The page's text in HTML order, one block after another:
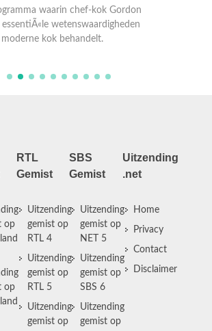
waarin chef-kok Gordon
essentiÃ«le wetenswaardigheden
kok behandelt.
op
op
RTL
Gemist
Uitzending
gemist op
RTL 4
Uitzending
gemist op
RTL 5
Uitzending
gemist op
SBS
Gemist
Uitzending
gemist op
NET 5
Uitzending
gemist op
SBS 6
Uitzending
gemist op
Uitzending
.net
Home
Privacy
Contact
Disclaimer